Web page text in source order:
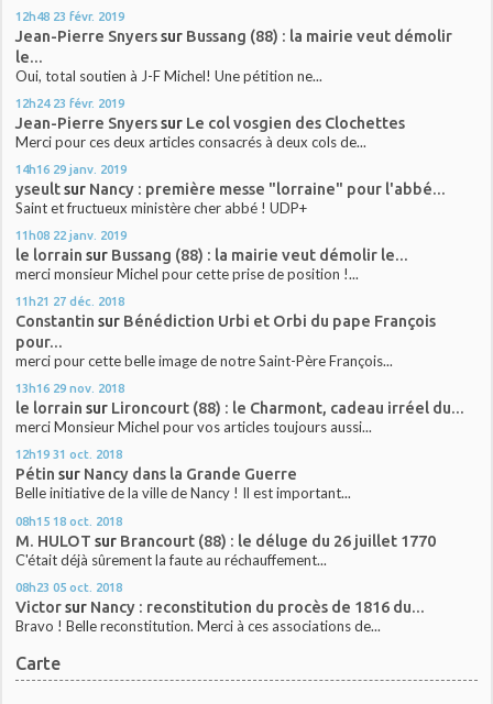
12h48 23 févr. 2019
Jean-Pierre Snyerssur Bussang (88) : la mairie veut démolir
le...
Oui, total soutien à J-F Michel! Une pétition ne...
12h24 23 févr. 2019
Jean-Pierre Snyerssur Le col vosgien des Clochettes
Merci pour ces deux articles consacrés à deux cols de...
14h16 29 janv. 2019
yseultsur Nancy : première messe "lorraine" pour l'abbé...
Saint et fructueux ministère cher abbé ! UDP+
11h08 22 janv. 2019
le lorrain sur Bussang (88) : la mairie veut démolir le...
merci monsieur Michel pour cette prise de position !...
11h21 27 déc. 2018
Constantin sur Bénédiction Urbi et Orbi du pape François
pour...
merci pour cette belle image de notre Saint-Père François...
13h16 29 nov. 2018
le lorrain sur Lironcourt (88) : le Charmont, cadeau irréel du...
merci Monsieur Michel pour vos articles toujours aussi...
12h19 31 oct. 2018
Pétin sur Nancy dans la Grande Guerre
Belle initiative de la ville de Nancy ! Il est important...
08h15 18 oct. 2018
M. HULOT sur Brancourt (88) : le déluge du 26 juillet 1770
C'était déjà sûrement la faute au réchauffement...
08h23 05 oct. 2018
Victorsur Nancy : reconstitution du procès de 1816 du...
Bravo ! Belle reconstitution. Merci à ces associations de...
Carte